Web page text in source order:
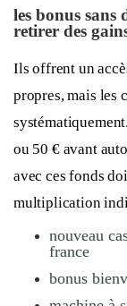
les bonus sans
retirer des
Ils offrent un
propres, mais les
ou 50 € avant
avec ces fonds
multiplication
nouveau
france
bonus